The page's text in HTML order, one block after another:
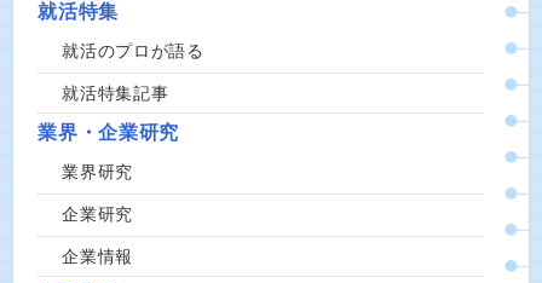
就活特集
就活のプロが語る
就活特集記事
業界・企業研究
業界研究
企業研究
企業情報